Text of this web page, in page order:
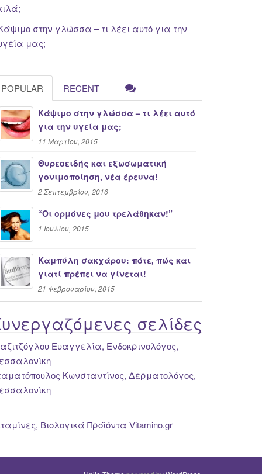
στην γλώσσα – τι λέει αυτό για την
μας;
POPULAR RECENT
Κάψιμο στην γλώσσα – τι λέει αυτό
για την υγεία μας;
11 Μαρτίου, 2015
Θυρεοειδής και εξωσωματική
γονιμοποίηση, νέα έρευνα!
2 Σεπτεμβρίου, 2016
“Oι ορμόνες μου τρελάθηκαν!”
1 Ιουλίου, 2015
Καμπύλη σακχάρου: πότε, πώς και
γιατί πρέπει να γίνεται!
21 Φεβρουαρίου, 2015
σελίδες
Ευαγγελία, Ενδοκρινολόγος,
Κωνσταντίνος, Δερματολόγος,
Βιολογικά Προϊόντα Vitamino.gr